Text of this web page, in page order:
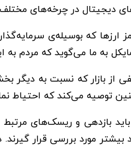
دیجیتال در چرخه‌های
مایکل به ما می‌گوید که مردم
بازار که نسبت به دیگر
بازدهی و ریسک‌های
بیشتر مورد بررسی قرار